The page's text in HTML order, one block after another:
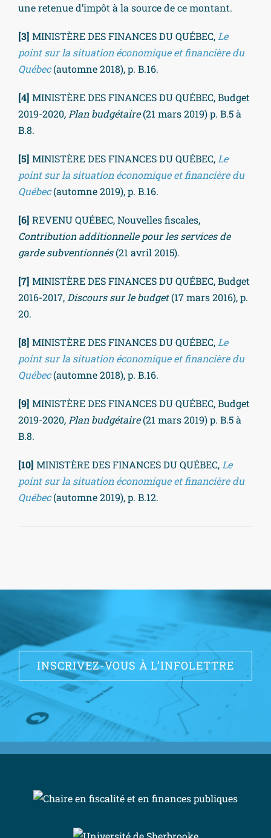
une retenue d’impôt à la source de ce montant.
[3] MINISTÈRE DES FINANCES DU QUÉBEC, Le
point sur la situation économique et financière du
Québec(automne 2018), p. B.16.
[4] MINISTÈRE DES FINANCES DU QUÉBEC, Budget
2019-2020, Plan budgétaire(21 mars 2019) p. B.5 à
B.8.
[5] MINISTÈRE DES FINANCES DU QUÉBEC, Le
point sur la situation économique et financière du
Québec(automne 2019), p. B.16.
[6] REVENU QUÉBEC, Nouvelles fiscales,
Contribution additionnelle pour les services de
garde subventionnés(21 avril 2015).
[7] MINISTÈRE DES FINANCES DU QUÉBEC, Budget
2016-2017, Discours sur le budget(17 mars 2016), p.
20.
[8] MINISTÈRE DES FINANCES DU QUÉBEC, Le
point sur la situation économique et financière du
Québec(automne 2018), p. B.16.
[9] MINISTÈRE DES FINANCES DU QUÉBEC, Budget
2019-2020, Plan budgétaire(21 mars 2019) p. B.5 à
B.8.
[10] MINISTÈRE DES FINANCES DU QUÉBEC, Le
point sur la situation économique et financière du
Québec(automne 2019), p. B.12.
INSCRIVEZ-VOUS À L’INFOLETTRE